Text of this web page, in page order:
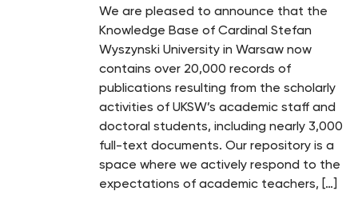
We are pleased to announce that the
Knowledge Base of Cardinal Stefan
Wyszynski University in Warsaw now
contains over 20,000 records of
publications resulting from the scholarly
activities of UKSW’s academic staff and
doctoral students, including nearly 3,000
full-text documents. Our repository is a
space where we actively respond to the
expectations of academic teachers, […]